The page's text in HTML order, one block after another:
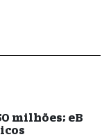
milhões; eB